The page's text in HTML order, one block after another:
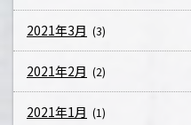
2021年3月 (3)
2021年2月 (2)
2021年1月 (1)